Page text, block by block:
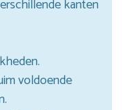
kanten
voldoende